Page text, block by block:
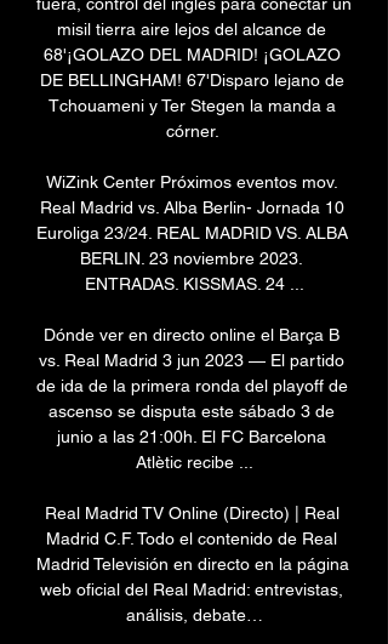
fuera, control del inglés para conectar un
misil tierra aire lejos del alcance de
68'¡GOLAZO DEL MADRID! ¡GOLAZO
DE BELLINGHAM! 67'Disparo lejano de
Tchouameni y Ter Stegen la manda a
córner.
WiZink Center Próximos eventos mov.
Real Madrid vs. Alba Berlin- Jornada 10
Euroliga 23/24. REAL MADRID VS. ALBA
BERLIN. 23 noviembre 2023.
ENTRADAS. KISSMAS. 24 ...
Dónde ver en directo online el Barça B
vs. Real Madrid 3 jun 2023 — El partido
de ida de la primera ronda del playoff de
ascenso se disputa este sábado 3 de
junio a las 21:00h. El FC Barcelona
Atlètic recibe ...
Real Madrid TV Online (Directo) | Real
Madrid C.F. Todo el contenido de Real
Madrid Televisión en directo en la página
web oficial del Real Madrid: entrevistas,
análisis, debate…